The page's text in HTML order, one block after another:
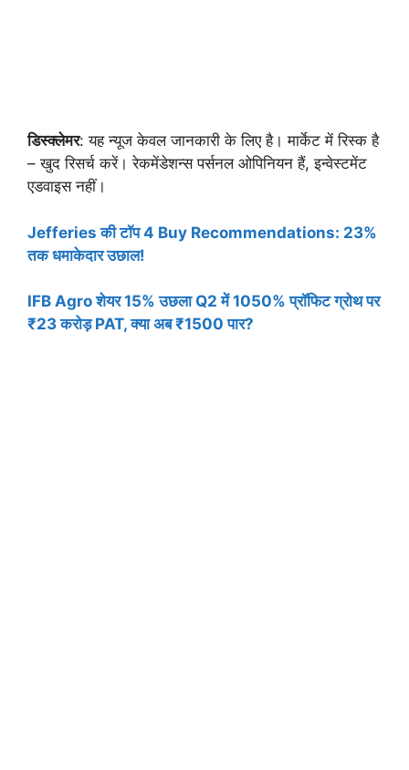
डिस्क्लेमर: यह न्यूज केवल जानकारी के लिए है। मार्केट में रिस्क है
– खुद रिसर्च करें। रेकमेंडेशन्स पर्सनल ओपिनियन हैं, इन्वेस्टमेंट
एडवाइस नहीं।
Jefferies की टॉप 4 Buy Recommendations: 23%
तक धमाकेदार उछाल!
IFB Agro शेयर 15% उछला Q2 में 1050% प्रॉफिट ग्रोथ पर
₹23 करोड़ PAT, क्या अब ₹1500 पार?